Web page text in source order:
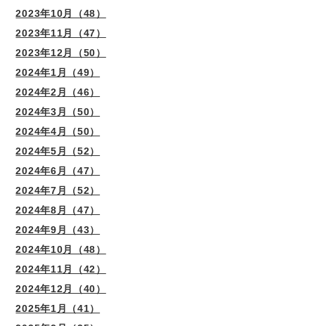
2023年10月（48）
2023年11月（47）
2023年12月（50）
2024年1月（49）
2024年2月（46）
2024年3月（50）
2024年4月（50）
2024年5月（52）
2024年6月（47）
2024年7月（52）
2024年8月（47）
2024年9月（43）
2024年10月（48）
2024年11月（42）
2024年12月（40）
2025年1月（41）